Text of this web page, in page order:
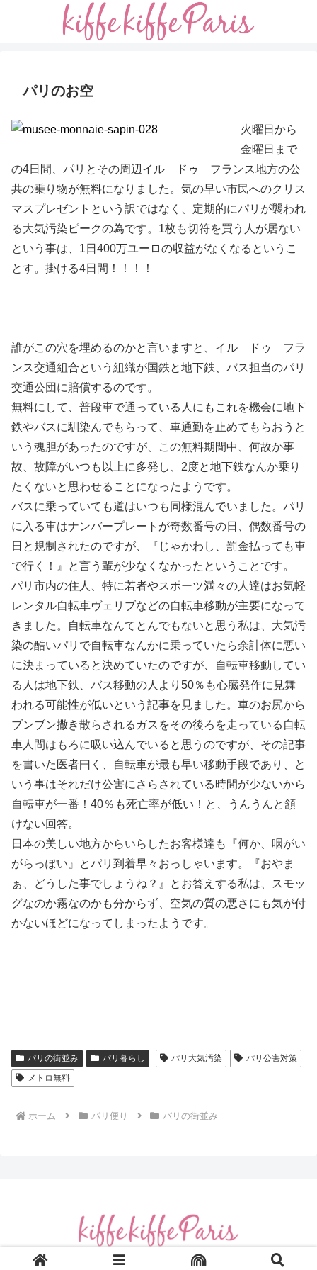
パリのお空
火曜日から
金曜日まで
の4日間、パリとその周辺イル ドゥ フランス地方の公
共の乗り物が無料になりました。気の早い市民へのクリス
マスプレゼントという訳ではなく、定期的にパリが襲われ
る大気汚染ピークの為です。1枚も切符を買う人が居ない
という事は、1日400万ユーロの収益がなくなるというこ
とす。掛ける4日間！！！！
誰がこの穴を埋めるのかと言いますと、イル ドゥ フラ
ンス交通組合という組織が国鉄と地下鉄、バス担当のパリ
交通公団に賠償するのです。
無料にして、普段車で通っている人にもこれを機会に地下
鉄やバスに馴染んでもらって、車通勤を止めてもらおうと
いう魂胆があったのですが、この無料期間中、何故か事
故、故障がいつも以上に多発し、2度と地下鉄なんか乗り
たくないと思わせることになったようです。
バスに乗っていても道はいつも同様混んでいました。パリ
に入る車はナンバープレートが奇数番号の日、偶数番号の
日と規制されたのですが、『じゃかわし、罰金払っても車
で行く！』と言う輩が少なくなかったということです。
パリ市内の住人、特に若者やスポーツ満々の人達はお気軽
レンタル自転車ヴェリブなどの自転車移動が主要になって
きました。自転車なんてとんでもないと思う私は、大気汚
染の酷いパリで自転車なんかに乗っていたら余計体に悪い
に決まっていると決めていたのですが、自転車移動してい
る人は地下鉄、バス移動の人より50％も心臓発作に見舞
われる可能性が低いという記事を見ました。車のお尻から
ブンブン撒き散らされるガスをその後ろを走っている自転
車人間はもろに吸い込んでいると思うのですが、その記事
を書いた医者曰く、自転車が最も早い移動手段であり、と
いう事はそれだけ公害にさらされている時間が少ないから
自転車が一番！40％も死亡率が低い！と、うんうんと頷
けない回答。
日本の美しい地方からいらしたお客様達も『何か、咽がい
がらっぽい』とパリ到着早々おっしゃいます。『おやま
ぁ、どうした事でしょうね？』とお答えする私は、スモッ
グなのか霧なのかも分からず、空気の質の悪さにも気が付
かないほどになってしまったようです。
パリの街並み パリ暮らし パリ大気汚染
パリ公害対策
メトロ無料
ホーム パリ便り パリの街並み
© 2009 kiffekiffeparis キフキフパリ たのしいパリ.